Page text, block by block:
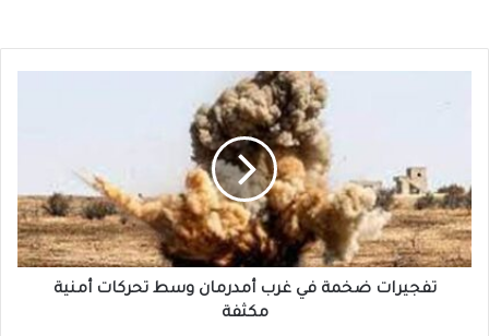
وسط
تحركات
أمنية
مكثفة
تفجيرات ضخمة في غرب أمدرمان وسط تحركات أمنية
مكثفة